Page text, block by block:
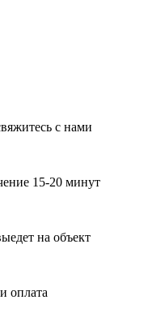
с нами
15-20 минут
на объект
оплата